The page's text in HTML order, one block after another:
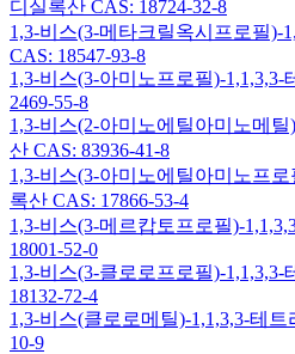
디실록산 CAS: 18724-32-8
1,3-비스(3-메타크릴옥시프로필)-
CAS: 18547-93-8
1,3-비스(3-아미노프로필)-
2469-55-8
1,3-비스(2-아미노에틸아미노메
산 CAS: 83936-41-8
1,3-비스(3-아미노에틸아미노프
록산 CAS: 17866-53-4
1,3-비스(3-메르캅토프로필)-
18001-52-0
1,3-비스(3-클로로프로필)-
18132-72-4
1,3-비스(클로로메틸)-1,1,3,3-테
10-9